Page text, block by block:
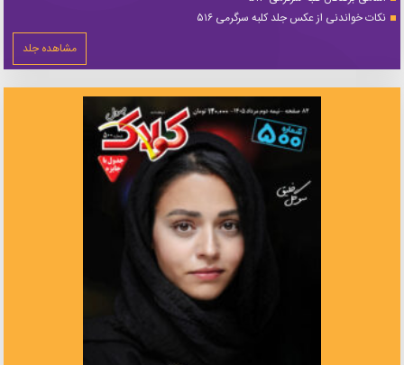
نکات خواندنی از عکس جلد کلبه سرگرمی ۵۱۶
مشاهده جلد